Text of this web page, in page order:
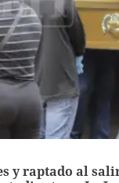
y raptado al